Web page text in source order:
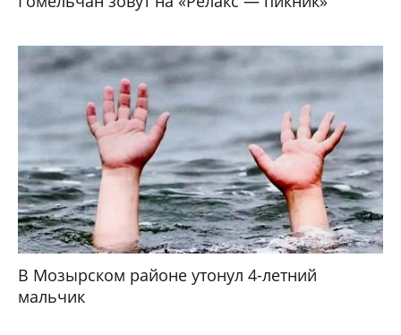
В Мозырском районе утонул 4-летний
мальчик